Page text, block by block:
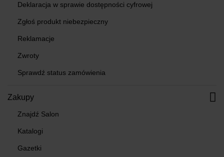
Deklaracja w sprawie dostępności cyfrowej
Zgłoś produkt niebezpieczny
Reklamacje
Zwroty
Sprawdź status zamówienia
Zakupy
Znajdź Salon
Katalogi
Gazetki